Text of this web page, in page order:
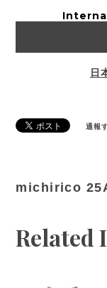
日
通報
michirico
Related